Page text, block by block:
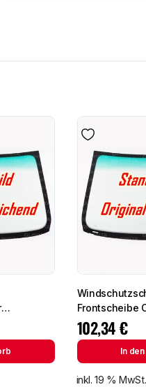
Frontscheibe
Lichtingo 96-
102,34€
In
inkl. 19 % MwSt.